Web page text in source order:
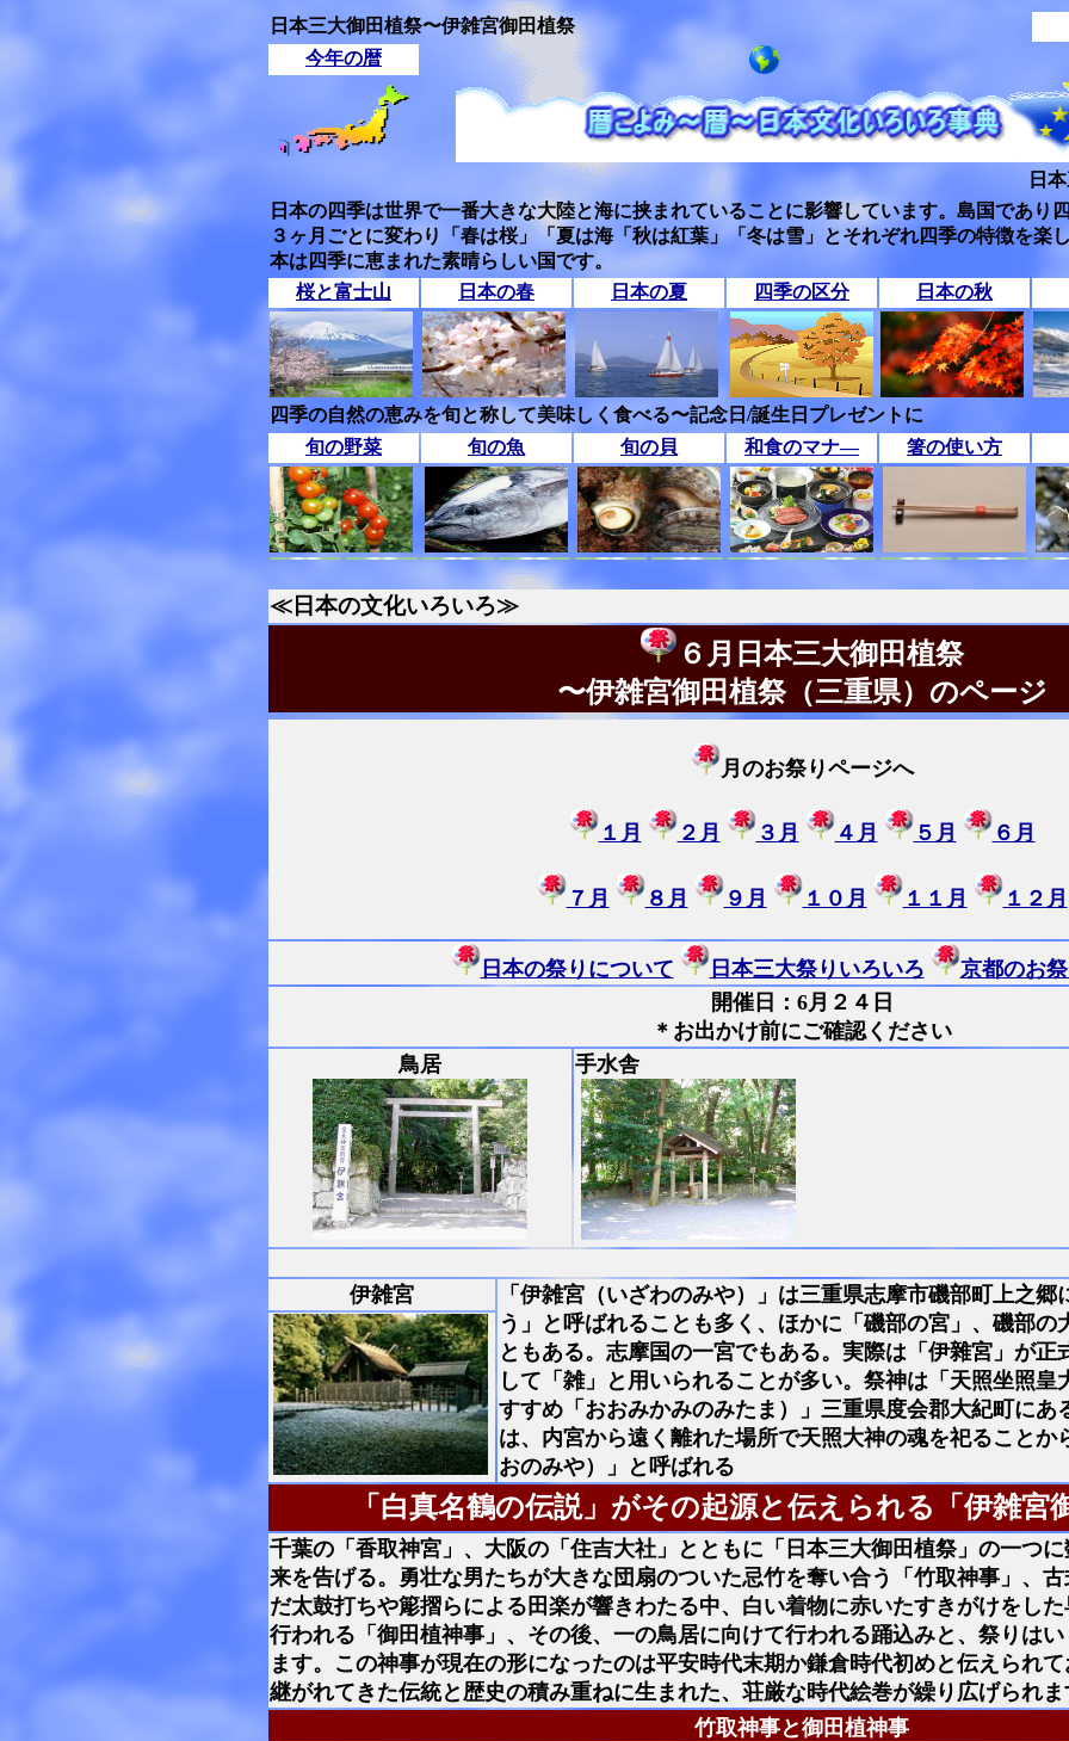
日本三大御田植祭〜伊雑宮御田植祭
今年の暦
日
日本の四季は世界で一番大きな大陸と海に挟まれていることに影響しています。島国であり
３ヶ月ごとに変わり「春は桜」「夏は海「秋は紅葉」「冬は雪」とそれぞれ四季の特徴を楽
本は四季に恵まれた素晴らしい国です。
桜と富士山
日本の春 日本の夏 四季の区分 日本の秋
四季の自然の恵みを旬と称して美味しく食べる〜記念日/誕生日プレゼントに
旬の野菜
旬の魚 旬の貝 和食のマナ― 箸の使い方
≪日本の文化いろいろ≫
６月日本三大御田植祭
〜伊雑宮御田植祭（三重県）のページ
月のお祭りページへ
１月 ２月 ３月 ４月 ５月 ６月
７月 ８月 ９月 １０月 １１月 １２月
日本の祭りについて 日本三大祭りいろいろ
京都のお
開催日： 6月２４日
＊お出かけ前にご確認ください
鳥居
手水舎
伊雑宮
「伊雑宮（いざわのみや）」は三重県志摩市磯部町上之
う」と呼ばれることも多く、ほかに「磯部の宮」、磯部の
ともある。志摩国の一宮でもある。実際は「伊雜宮」が正
して「雑」と用いられることが多い。祭神は「天照坐照皇
すすめ「おおみかみのみたま）」三重県度会郡大紀町にあ
は、内宮から遠く離れた場所で天照大神の魂を祀ることか
おのみや）」と呼ばれる
「白真名鶴の伝説」がその起源と伝えられる「伊雑宮
千葉の「香取神宮」、大阪の「住吉大社」とともに「日本三大御田植祭」の一つ
来を告げる。勇壮な男たちが大きな団扇のついた忌竹を奪い合う「竹取神事」、
だ太鼓打ちや簓摺らによる田楽が響きわたる中、白い着物に赤いたすきがけをし
行われる「御田植神事」、その後、一の鳥居に向けて行われる踊込みと、祭りは
ます。この神事が現在の形になったのは平安時代末期か鎌倉時代初めと伝えられ
継がれてきた伝統と歴史の積み重ねに生まれた、荘厳な時代絵巻が繰り広げられま
竹取神事と御田植神事